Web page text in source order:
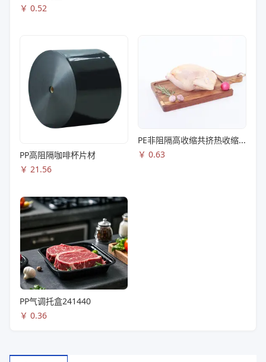
￥ 0.52
PP高阻隔咖啡杯片材
￥ 21.56
PE非阻隔高收缩共挤热收缩膜S83
￥ 0.63
PP气调托盒241440
￥ 0.36